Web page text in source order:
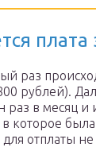
плата
раз
рублей).
раз в месяц и
которое
отплаты не